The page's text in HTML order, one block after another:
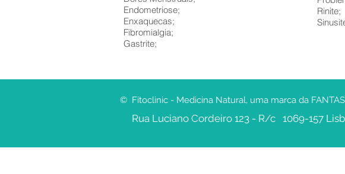
Endometriose;
Enxaquecas;
Fibromialgia;
Gastrite;
Rinite;
© Fitoclinic - Medicina Natural, uma marca da
Rua Luciano Cordeiro 123 - R/c 1069-157